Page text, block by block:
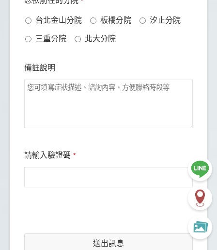
牙齒狀況不理想。後來因不適鼓起勇氣，在FB找到
周治療、矯正、根管、牙套與洗牙，一路配合完成
🧑‍⚕️很開心遇到薛聖儒醫師，每次都詳細說明狀況與
治療方式，也願意依我的考量重新評估，讓人感到安
參考。
Name
*
台北金山分院 板橋分院 汐止分院
三重分院 北大分院
備註說明
請輸入驗證碼 *
送出訊息